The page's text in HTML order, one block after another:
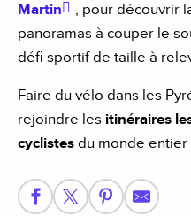
Martin
, pour découvrir
panoramas à couper le
défi sportif de taille à
Faire du vélo dans les
rejoindre les itinéraires
cyclistes du monde entier